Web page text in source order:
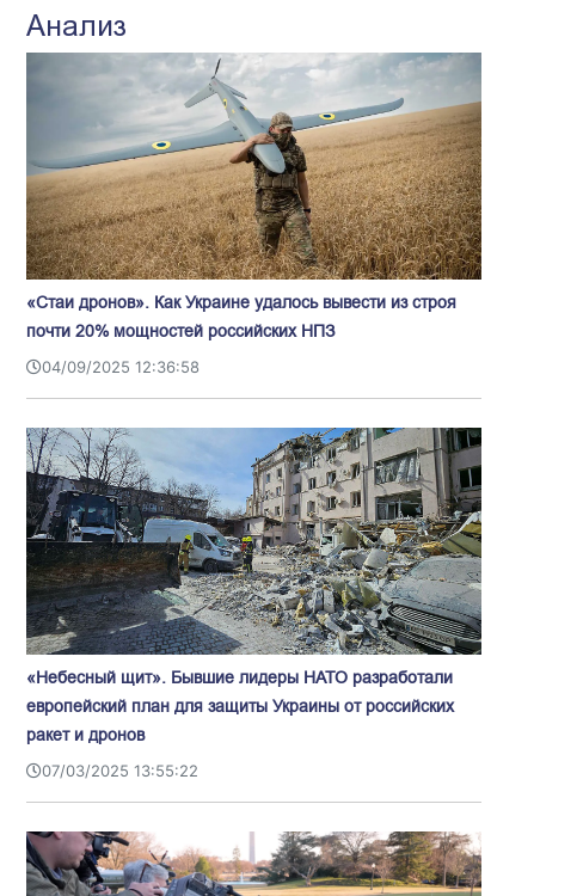
Анализ
«Стаи дронов». Как Украине удалось вывести из строя
почти 20% мощностей российских НПЗ
04/09/2025 12:36:58
«Небесный щит». Бывшие лидеры НАТО разработали
европейский план для защиты Украины от российских
ракет и дронов
07/03/2025 13:55:22